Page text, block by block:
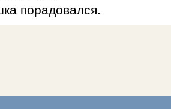
порадовался.